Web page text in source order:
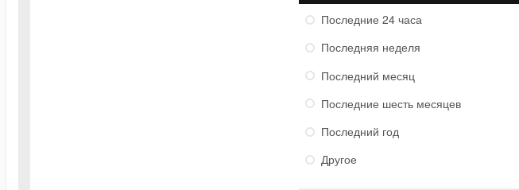
Последние 24 часа
Последняя неделя
Последний месяц
Последние шесть месяцев
Последний год
Другое